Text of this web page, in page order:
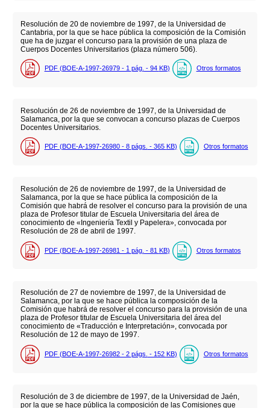
Resolución de 20 de noviembre de 1997, de la Universidad de
Cantabria, por la que se hace pública la composición de la Comisión
que ha de juzgar el concurso para la provisión de una plaza de
Cuerpos Docentes Universitarios (plaza número 506).
PDF (BOE-A-1997-26979 - 1 pág. - 94 KB) Otros formatos
Resolución de 26 de noviembre de 1997, de la Universidad de
Salamanca, por la que se convocan a concurso plazas de Cuerpos
Docentes Universitarios.
PDF (BOE-A-1997-26980 - 8 págs. - 365 KB) Otros formatos
Resolución de 26 de noviembre de 1997, de la Universidad de
Salamanca, por la que se hace pública la composición de la
Comisión que habrá de resolver el concurso para la provisión de una
plaza de Profesor titular de Escuela Universitaria del área de
conocimiento de «Ingeniería Textil y Papelera», convocada por
Resolución de 28 de abril de 1997.
PDF (BOE-A-1997-26981 - 1 pág. - 81 KB) Otros formatos
Resolución de 27 de noviembre de 1997, de la Universidad de
Salamanca, por la que se hace pública la composición de la
Comisión que habrá de resolver el concurso para la provisión de una
plaza de Profesor titular de Escuela Universitaria del área del
conocimiento de «Traducción e Interpretación», convocada por
Resolución de 12 de mayo de 1997.
PDF (BOE-A-1997-26982 - 2 págs. - 152 KB) Otros formatos
Resolución de 3 de diciembre de 1997, de la Universidad de Jaén,
por la que se hace pública la composición de las Comisiones que